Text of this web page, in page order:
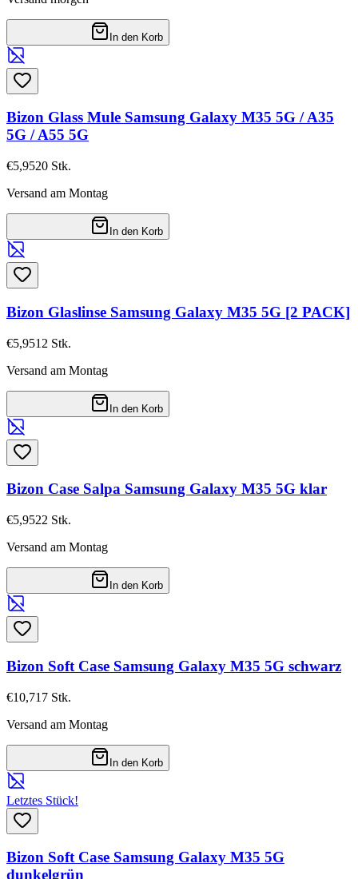
In den Korb
Bizon Glass Mule Samsung Galaxy M35 5G / A35
5G / A55 5G
€5,9520 Stk.
Versand am Montag
In den Korb
Bizon Glaslinse Samsung Galaxy M35 5G [2 PACK]
€5,9512 Stk.
Versand am Montag
In den Korb
Bizon Case Salpa Samsung Galaxy M35 5G klar
€5,9522 Stk.
Versand am Montag
In den Korb
Bizon Soft Case Samsung Galaxy M35 5G schwarz
€10,71 7 Stk.
Versand am Montag
In den Korb
Letztes Stück!
Bizon Soft Case Samsung Galaxy M35 5G
dunkelgrün